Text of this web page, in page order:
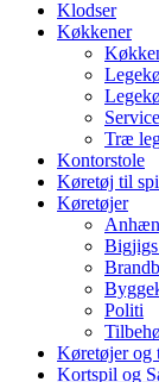
Klodser
Køkkener
Træ
Kontorstole
Køretøj til
Køretøjer
Politi
Køretøjer og
Kortspil og